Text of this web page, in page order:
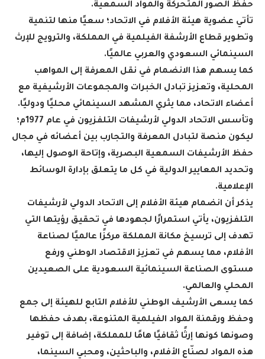
حفظ الصور المتحركة والمواد السمعية.
تأتي عضوية هيئة الأفلام في الاتحاد؛ سعيًا منها لتنمية
وتطوير قطاع الأرشفة الفيلمية في المملكة، والترويج للإرث
السينمائي السعودي والعربي عالميًا.
كما يسهم هذا الانضمام في نقل المعرفة إلى المواهب
المحلية، وتعزيز تبادل الخبرات والمجموعات الأرشيفية مع
أعضاء الاتحاد، مما يثري المشهد السينمائي محليًا ودوليًا.
وتأسس الاتحاد الدولي لأرشيفات التلفزيون في عام 1977م؛
ليكون منصة لتبادل المعرفة والتجارب بين أعضائه في مجال
حفظ الأرشيفات السمعية البصرية، وإتاحة الوصول إليها،
وتحديد المعايير الدولية في كل ما يتعلق بإدارة الوسائط
الإعلامية.
يذكر أن انضمام هيئة الأفلام إلى الاتحاد الدولي لأرشيفات
التلفزيون، يأتي استمرارًا لجهودها في تحقيق رؤيتها التي
تهدف إلى ترسيخ مكانة المملكة مركزًا عالميًا لصناعة
الأفلام، مما يسهم في تعزيز الاقتصاد الوطني ورفع
مستوى الصناعة السينمائية السعودية على الصعيدين
المحلي والعالمي.
كما يسعى الأرشيف الوطني للأفلام التابع للهيئة إلى جمع
وحفظ ورقمنة المواد الفيلمية المتنوعة، بهدف حفظها
وصونها كونها إرثًا ثقافيًا هامًا للمملكة، إضافة إلى توفير
هذه المواد لصنّاع الأفلام، والباحثين، ومحبي السينما،